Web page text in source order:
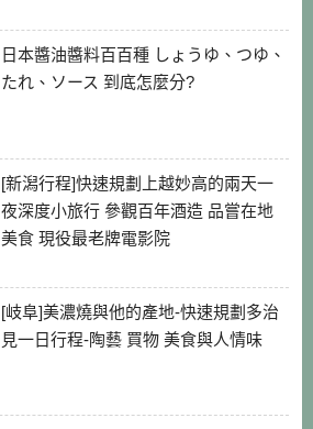
日本醬油醬料百百種 しょうゆ、つゆ、
たれ、ソース 到底怎麼分?
[新潟行程]快速規劃上越妙高的兩天一
夜深度小旅行 參觀百年酒造 品嘗在地
美食 現役最老牌電影院
[岐阜]美濃燒與他的產地-快速規劃多治
見一日行程-陶藝 買物 美食與人情味